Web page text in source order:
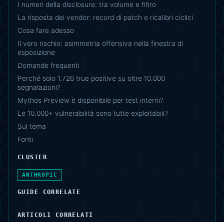
I numeri della disclosure: tra volume e filtro
La risposta dei vendor: record di patch e ricalibri ciclici
Cosa fare adesso
Il vero rischio: asimmetria offensiva nella finestra di
esposizione
Domande frequenti
Perché solo 1.726 true positive su oltre 10.000
segnalazioni?
Mythos Preview è disponibile per test interni?
Le 10.000+ vulnerabilità sono tutte exploitabili?
Sul tema
Fonti
CLUSTER
ANTHROPIC
GUIDE CORRELATE
ARTICOLI CORRELATI